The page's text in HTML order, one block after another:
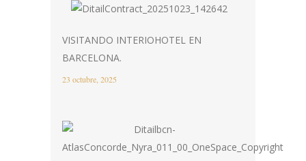
VISITANDO INTERIOHOTEL EN
BARCELONA.
23 octubre, 2025